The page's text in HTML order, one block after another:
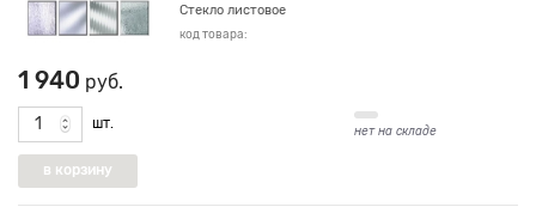
Стекло листовое
код товара:
1 940 руб.
шт. нет на складе